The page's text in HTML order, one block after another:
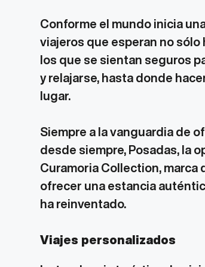
Conforme el mundo inicia
viajeros que esperan no
los que se sientan seguros
y relajarse, hasta donde
lugar.
Siempre a la vanguardia de
desde siempre, Posadas, la
Curamoria Collection, marca
ofrecer una estancia
ha reinventado.
Viajes personalizados